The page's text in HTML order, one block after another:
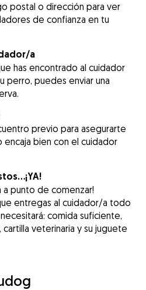
postal o dirección para ver
de confianza en tu
a
has encontrado al cuidador
perro, puedes enviar una
previo para asegurarte
bien con el cuidador
a punto de comenzar!
entregas al cuidador/a todo
comida suficiente,
cartilla veterinaria y su juguete